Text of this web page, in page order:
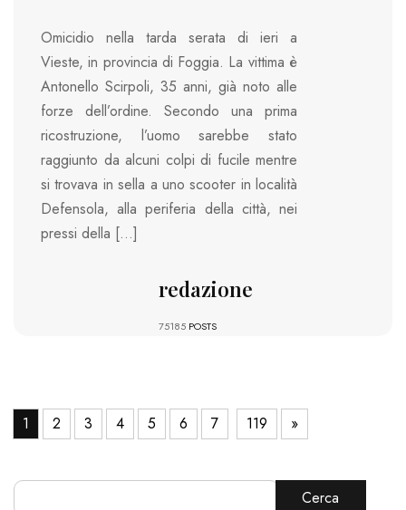
Omicidio nella tarda serata di ieri a
Vieste, in provincia di Foggia. La vittima è
Antonello Scirpoli, 35 anni, già noto alle
forze dell’ordine. Secondo una prima
ricostruzione, l’uomo sarebbe stato
raggiunto da alcuni colpi di fucile mentre
si trovava in sella a uno scooter in località
Defensola, alla periferia della città, nei
pressi della […]
redazione
75185 POSTS
1 2 3 4 5 6 7 119 »
Cerca